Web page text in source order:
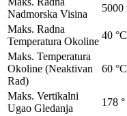
Nadmorska Visina
5000
Maks. Radna
Temperatura Okoline
40 °C
Maks. Temperatura
Okoline (Neaktivan
Rad)
60 °C
Maks. Vertikalni
Ugao Gledanja
178 °